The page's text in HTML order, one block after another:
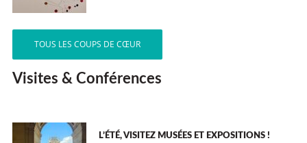
TOUS LES COUPS DE CŒUR
Visites & Conférences
L’ÉTÉ, VISITEZ MUSÉES ET EXPOSITIONS !